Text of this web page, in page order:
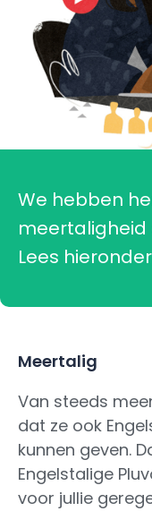
We hebben
meertaligheid
Lees
Meertalig
Van steeds
dat ze ook
kunnen geven.
Engelstalige
voor jullie